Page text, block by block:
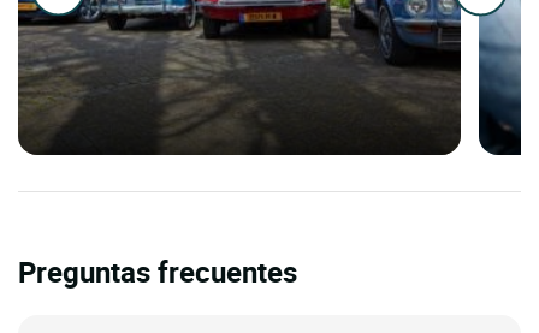
Preguntas frecuentes